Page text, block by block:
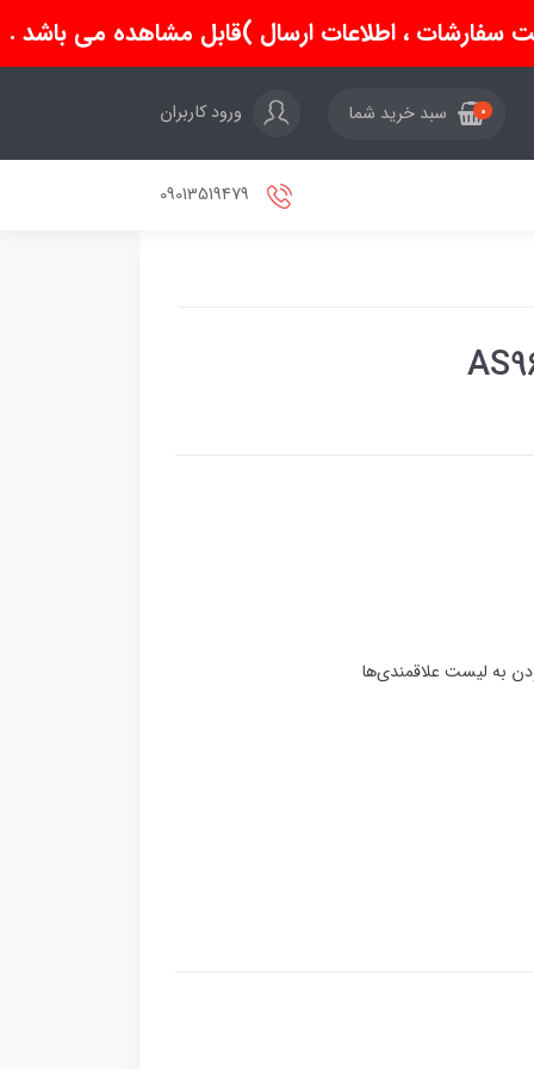
، اطلاعات ارسال )قابل مشاهده می باشد .
0 سبد خرید شما ورود کاربران